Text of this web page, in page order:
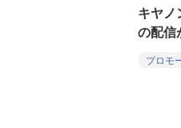
キヤ
の配信
プロモ